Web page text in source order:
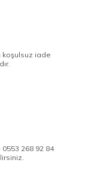
koşulsuz iade
268 92 84